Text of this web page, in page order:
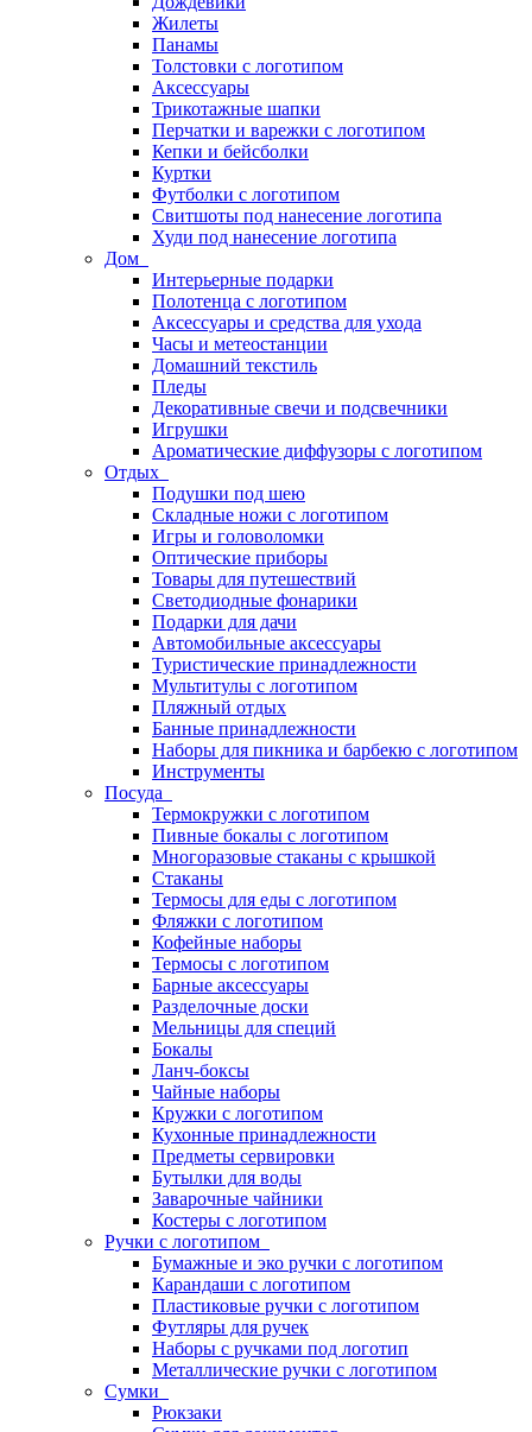
Жилеты
Панамы
Толстовки с логотипом
Аксессуары
Трикотажные шапки
Перчатки и варежки с логотипом
Кепки и бейсболки
Куртки
Футболки с логотипом
Свитшоты под нанесение логотипа
Худи под нанесение логотипа
Дом
Интерьерные подарки
Полотенца с логотипом
Аксессуары и средства для ухода
Часы и метеостанции
Домашний текстиль
Пледы
Декоративные свечи и подсвечники
Игрушки
Ароматические диффузоры с логотипом
Отдых
Подушки под шею
Складные ножи с логотипом
Игры и головоломки
Оптические приборы
Товары для путешествий
Светодиодные фонарики
Подарки для дачи
Автомобильные аксессуары
Туристические принадлежности
Мультитулы с логотипом
Пляжный отдых
Банные принадлежности
Наборы для пикника и барбекю с логотипом
Инструменты
Посуда
Термокружки с логотипом
Пивные бокалы с логотипом
Многоразовые стаканы с крышкой
Стаканы
Термосы для еды с логотипом
Фляжки с логотипом
Кофейные наборы
Термосы с логотипом
Барные аксессуары
Разделочные доски
Мельницы для специй
Бокалы
Ланч-боксы
Чайные наборы
Кружки с логотипом
Кухонные принадлежности
Предметы сервировки
Бутылки для воды
Заварочные чайники
Костеры с логотипом
Ручки с логотипом
Бумажные и эко ручки с логотипом
Карандаши с логотипом
Пластиковые ручки с логотипом
Футляры для ручек
Наборы с ручками под логотип
Металлические ручки с логотипом
Сумки
Рюкзаки